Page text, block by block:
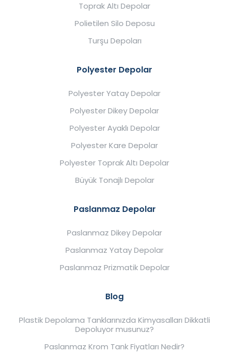
Toprak Altı Depolar
Polietilen Silo Deposu
Turşu Depoları
Polyester Depolar
Polyester Yatay Depolar
Polyester Dikey Depolar
Polyester Ayaklı Depolar
Polyester Kare Depolar
Polyester Toprak Altı Depolar
Büyük Tonajlı Depolar
Paslanmaz Depolar
Paslanmaz Dikey Depolar
Paslanmaz Yatay Depolar
Paslanmaz Prizmatik Depolar
Blog
Plastik Depolama Tanklarınızda Kimyasalları Dikkatli
Depoluyor musunuz?
Paslanmaz Krom Tank Fiyatları Nedir?